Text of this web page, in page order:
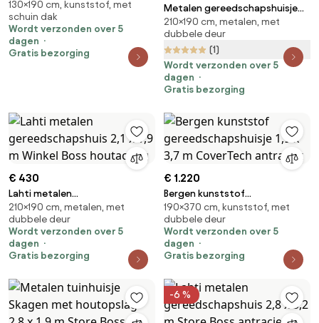
gereedschapshuisje 1,3 x 1,9 m
CoverTech antraciet
130×190 cm, kunststof, met
schuin dak
Wordt verzonden over 5
dagen
Gratis bezorging
Metalen gereedschapshuisje
Malmo 2,1 x 1,9 m Store Boss
antraciet
210×190 cm, metalen, met
dubbele deur
(1)
Wordt verzonden over 5
dagen
Gratis bezorging
€ 430
Lahti metalen
gereedschapshuis 2,1 x 1,9 m
Winkel Boss houtachtig
210×190 cm, metalen, met
dubbele deur
Wordt verzonden over 5
dagen
Gratis bezorging
€ 1.220
Bergen kunststof
gereedschapshuisje 1,9 x 3,7 m
CoverTech antraciet
190×370 cm, kunststof, met
dubbele deur
Wordt verzonden over 5
dagen
Gratis bezorging
-6 %